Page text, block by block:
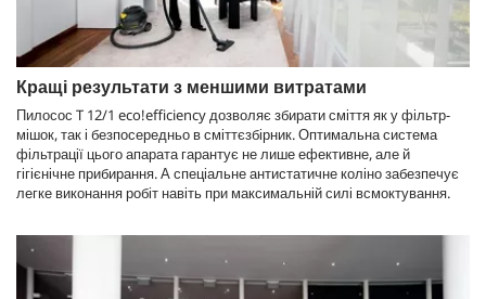
Кращі результати з меншими витратами
Пилосос T 12/1 eco!efficiencyдозволяє збирати сміття як у фільтр-
мішок, так і безпосередньо в сміттєзбірник. Оптимальна система
фільтрації цього апарата гарантує не лише ефективне, але й
гігієнічне прибирання. А спеціальне антистатичне коліно забезпечує
легке виконання робіт навіть при максимальній силі всмоктування.